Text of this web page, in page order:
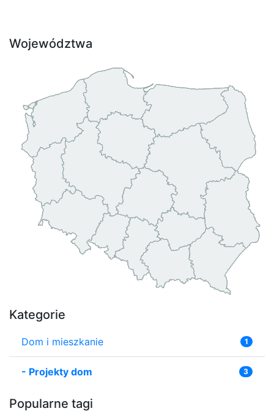
Województwa
Kategorie
Dom i mieszkanie 1
- Projekty dom 3
Popularne tagi